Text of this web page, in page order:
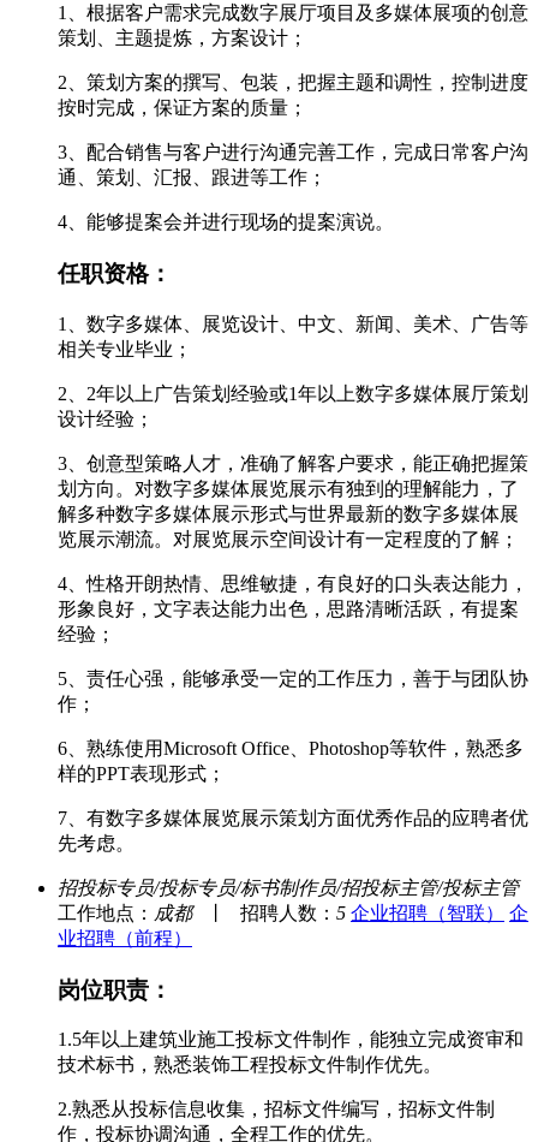
1、根据客户需求完成数字展厅项目及多媒体展项的创意
策划、主题提炼，方案设计；
2、策划方案的撰写、包装，把握主题和调性，控制进度
按时完成，保证方案的质量；
3、配合销售与客户进行沟通完善工作，完成日常客户沟
通、策划、汇报、跟进等工作；
4、能够提案会并进行现场的提案演说。
任职资格：
1、数字多媒体、展览设计、中文、新闻、美术、广告等
相关专业毕业；
2、2年以上广告策划经验或1年以上数字多媒体展厅策划
设计经验；
3、创意型策略人才，准确了解客户要求，能正确把握策
划方向。对数字多媒体展览展示有独到的理解能力，了
解多种数字多媒体展示形式与世界最新的数字多媒体展
览展示潮流。对展览展示空间设计有一定程度的了解；
4、性格开朗热情、思维敏捷，有良好的口头表达能力，
形象良好，文字表达能力出色，思路清晰活跃，有提案
经验；
5、责任心强，能够承受一定的工作压力，善于与团队协
作；
6、熟练使用Microsoft Office、Photoshop等软件，熟悉多
样的PPT表现形式；
7、有数字多媒体展览展示策划方面优秀作品的应聘者优
先考虑。
招投标专员/投标专员/标书制作员/招投标主管/投标主管
工作地点： 成都丨 招聘人数： 5 企业招聘（智联）
企
业招聘（前程）
岗位职责：
1.5年以上建筑业施工投标文件制作，能独立完成资审和
技术标书，熟悉装饰工程投标文件制作优先。
2.熟悉从投标信息收集，招标文件编写，招标文件制
作，投标协调沟通，全程工作的优先。